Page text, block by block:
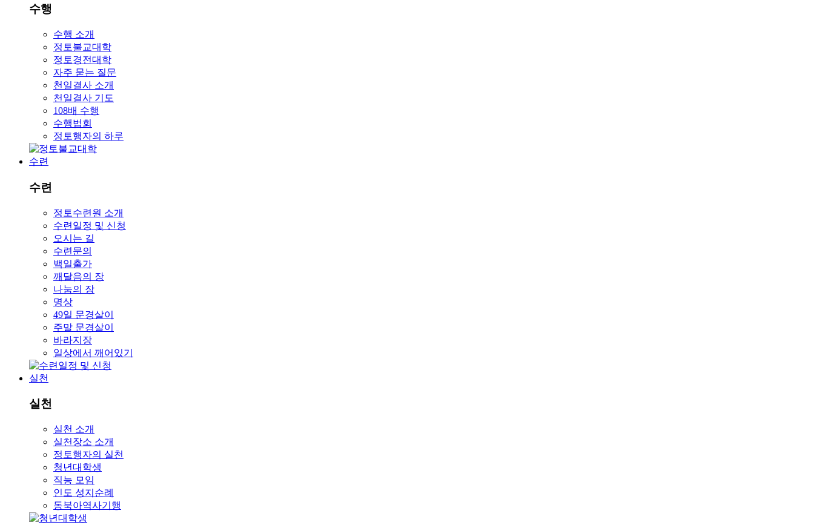
수행
수행 소개
정토불교대학
정토경전대학
자주 묻는 질문
천일결사 소개
천일결사 기도
108배 수행
수행법회
정토행자의 하루
수련
수련
정토수련원 소개
수련일정 및 신청
오시는 길
수련문의
백일출가
깨달음의 장
나눔의 장
명상
49일 문경살이
주말 문경살이
바라지장
일상에서 깨어있기
실천
실천
실천 소개
실천장소 소개
정토행자의 실천
청년대학생
직능 모임
인도 성지순례
동북아역사기행